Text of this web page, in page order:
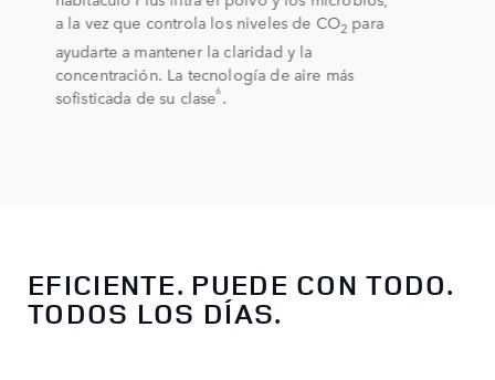
a la vez que controla los niveles de CO2para
ayudarte a mantener la claridad y la
concentración. La tecnología de aire más
sofisticada de su clase6.
EFICIENTE. PUEDE CON TODO.
TODOS LOS DÍAS.